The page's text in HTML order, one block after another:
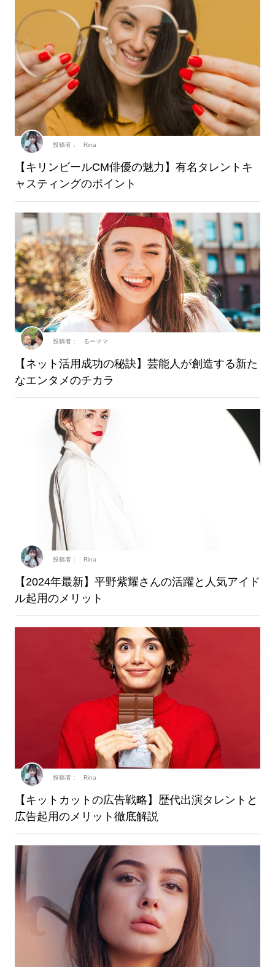
【キリンビールCM俳優の魅力】有名タレントキ
ャスティングのポイント
投稿者： Rina
【ネット活用成功の秘訣】芸能人が創造する新た
なエンタメのチカラ
投稿者： るーママ
【2024年最新】平野紫耀さんの活躍と人気アイド
ル起用のメリット
投稿者： Rina
【キットカットの広告戦略】歴代出演タレントと
広告起用のメリット徹底解説
投稿者： Rina